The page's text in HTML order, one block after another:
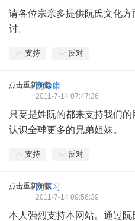
请各位宗亲多提供阮氏文化
讨。
支持 反对
点击重新加载
阮玲康
2011-7-14 07:47:36
只要是姓阮的都来支持我们
认识全球更多的兄弟姐妹。
支持 反对
点击重新加载
阮正习
2011-7-14 09:56:39
本人强烈支持本网站。通过